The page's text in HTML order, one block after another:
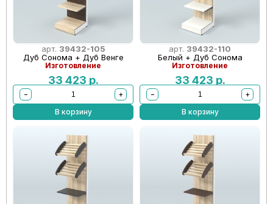
арт. 39432-105
Дуб Сонома + Дуб Венге
Изготовление
33 423 р.
−
+
В корзину
арт. 39432-110
Белый + Дуб Сонома
Изготовление
33 423 р.
−
+
В корзину